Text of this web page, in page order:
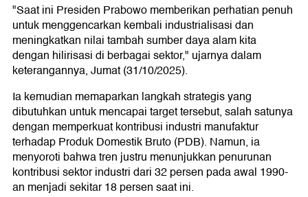
"Saat ini Presiden Prabowo memberikan perhatian penuh
untuk menggencarkan kembali industrialisasi dan
meningkatkan nilai tambah sumber daya alam kita
dengan hilirisasi di berbagai sektor," ujarnya dalam
keterangannya, Jumat (31/10/2025).
Ia kemudian memaparkan langkah strategis yang
dibutuhkan untuk mencapai target tersebut, salah satunya
dengan memperkuat kontribusi industri manufaktur
terhadap Produk Domestik Bruto (PDB). Namun, ia
menyoroti bahwa tren justru menunjukkan penurunan
kontribusi sektor industri dari 32 persen pada awal 1990-
an menjadi sekitar 18 persen saat ini.